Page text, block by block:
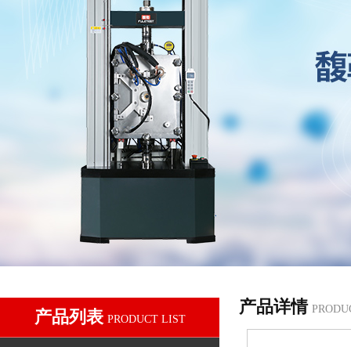
产品列表 PRODUCT LIST
产品详情